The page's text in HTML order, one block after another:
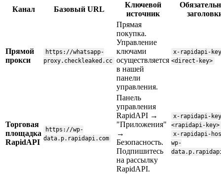
Канал Базовый URL
Ключевой
источник
Прямой
прокси
https://whatsapp-
proxy.checkleaked.cc
Прямая
покупка.
Управление
ключами
осуществляется
в нашей
панели
управления.
x-rapidapi-
<direct-key>
Торговая
площадка
RapidAPI
https://wp-
data.p.rapidapi.com
Панель
управления
RapidAPI →
"Приложения"
→
Безопасность.
Подпишитесь
на рассылку
RapidAPI.
x-rapidapi-
<rapidapi-key>
x-rapidapi-
wp-